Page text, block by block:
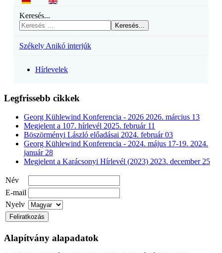
Keresés...
Keresés...
Székely Anikó interjúk
Hírlevelek
Legfrissebb cikkek
Georg Kühlewind Konferencia - 2026 2026. március 13
Megjelent a 107. hírlevél 2025. február 11
Böszörményi László előadásai 2024. február 03
Georg Kühlewind Konferencia - 2024. május 17-19. 2024.
január 28
Megjelent a Karácsonyi Hírlevél (2023) 2023. december 25
Név
E-mail
Nyelv
Alapítvány alapadatok